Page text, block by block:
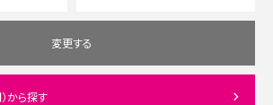
ジサイト
変更する
から探す